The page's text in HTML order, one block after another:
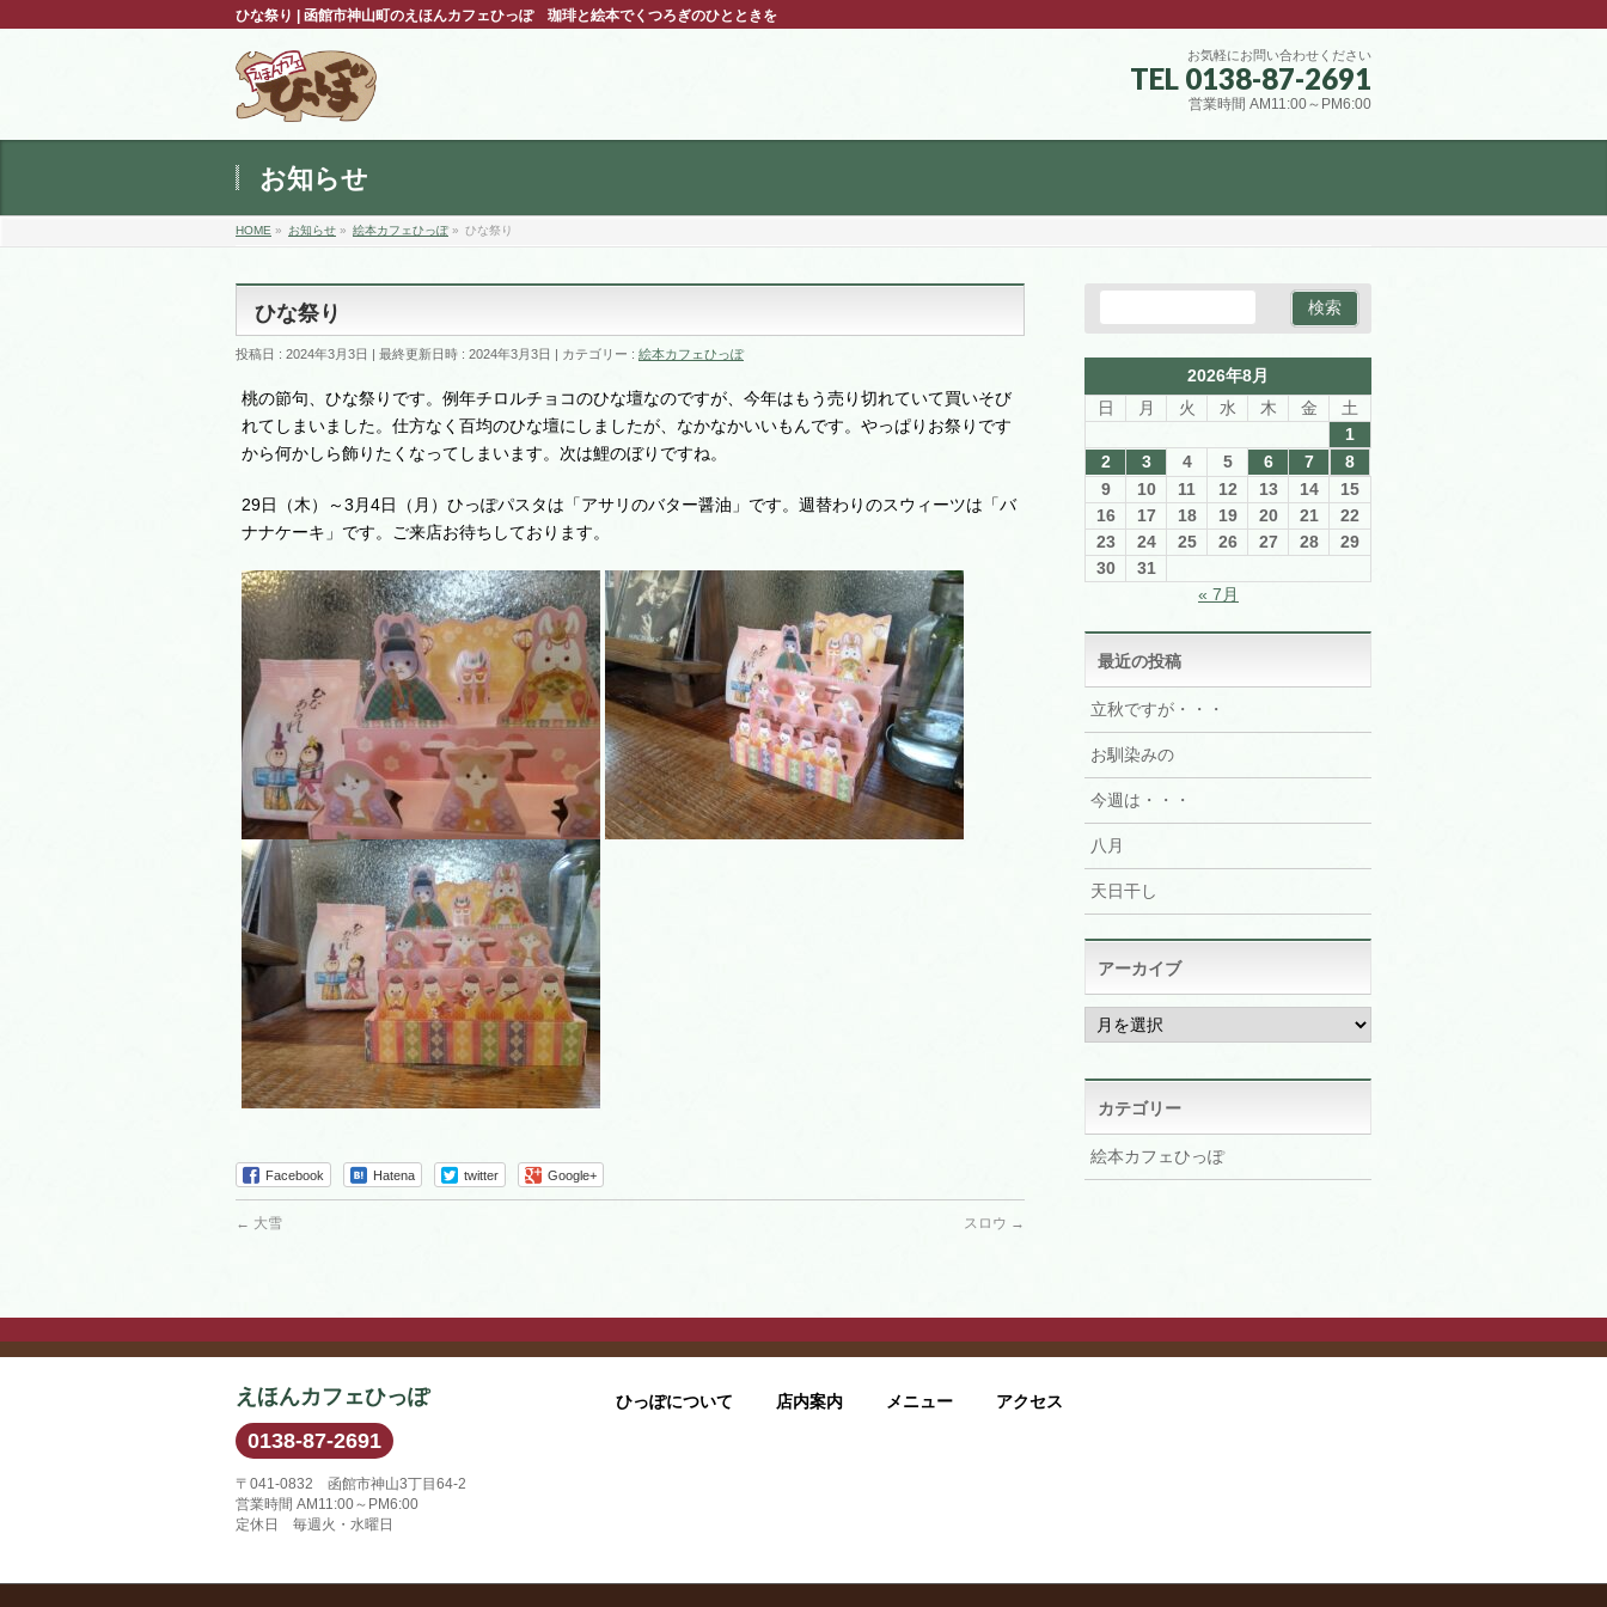
ひな祭り | 函館市神山町のえほんカフェひっぽ 珈琲と絵本でくつろぎのひとときを
お気軽にお問い合わせください
TEL 0138-87-2691
営業時間 AM11:00～PM6:00
お知らせ
HOME » お知らせ » 絵本カフェひっぽ» ひな祭り
ひな祭り
投稿日 : 2024年3月3日 最終更新日時 : 2024年3月3日 カテゴリー : 絵本カフェひっぽ
桃の節句、ひな祭りです。例年チロルチョコのひな壇なのですが、今年はもう売り切れていて買いそび
れてしまいました。仕方なく百均のひな壇にしましたが、なかなかいいもんです。やっぱりお祭りです
から何かしら飾りたくなってしまいます。次は鯉のぼりですね。
29日（木）～3月4日（月）ひっぽパスタは「アサリのバター醤油」です。週替わりのスウィーツは 「バ
ナナケーキ 」です。ご来店お待ちしております。
Facebook Hatena twitter Google+
← 大雪 スロウ →
2026年8月
日
月 火 水 木 金
土
1
2
3 4 5 6 7
8
9
10 11 12 13 14
15
16
17 18 19 20 21
22
23
24 25 26 27 28
29
30
31
« 7月
最近の投稿
立秋ですが・・・
お馴染みの
今週は・・・
八月
天日干し
アーカイブ
ア
ー
イ
ブカテゴリー
絵本カフェひっぽ
えほんカフェひっぽ
0138-87-2691
〒041-0832 函館市神山3丁目64-2
営業時間 AM11:00～PM6:00
定休日 毎週火・水曜日
ひっぽについて 店内案内 メニュー アクセス